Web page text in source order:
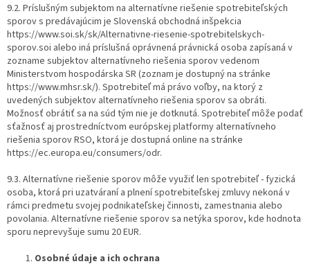
9.2. Príslušným subjektom na alternatívne riešenie spotrebiteľských
sporov s predávajúcim je Slovenská obchodná inšpekcia
https://www.soi.sk/sk/Alternativne-riesenie-spotrebitelskych-
sporov.soi alebo iná príslušná oprávnená právnická osoba zapísaná v
zozname subjektov alternatívneho riešenia sporov vedenom
Ministerstvom hospodárska SR (zoznam je dostupný na stránke
https://www.mhsr.sk/). Spotrebiteľ má právo voľby, na ktorý z
uvedených subjektov alternatívneho riešenia sporov sa obráti.
Možnosť obrátiť sa na súd tým nie je dotknutá. Spotrebiteľ môže podať
sťažnosť aj prostredníctvom európskej platformy alternatívneho
riešenia sporov RSO, ktorá je dostupná online na stránke
https://ec.europa.eu/consumers/odr.
9.3. Alternatívne riešenie sporov môže využiť len spotrebiteľ - fyzická
osoba, ktorá pri uzatváraní a plnení spotrebiteľskej zmluvy nekoná v
rámci predmetu svojej podnikateľskej činnosti, zamestnania alebo
povolania. Alternatívne riešenie sporov sa netýka sporov, kde hodnota
sporu neprevyšuje sumu 20 EUR.
Osobné údaje a ich ochrana